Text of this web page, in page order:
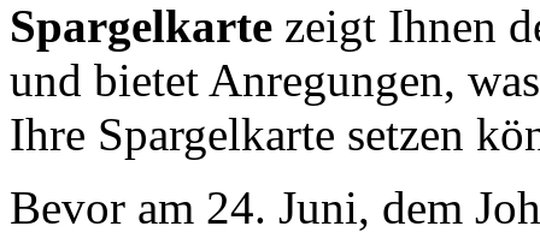
Spargelkarte zeigt Ihnen
und bietet Anregungen,
Ihre Spargelkarte setzen
Bevor am 24. Juni, dem